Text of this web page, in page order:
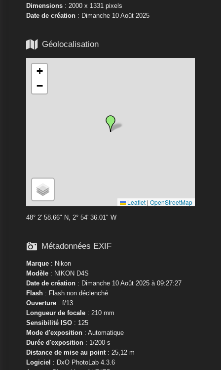
Dimensions: 2000 x 1331 pixels
Date de création: Dimanche 10 Août 2025
 Géolocalisation
+
−
Leaflet | OpenStreetMap
48° 2' 58.66" N, 2° 54' 36.01" W
 Métadonnées EXIF
Marque: Nikon
Modèle: NIKON D4S
Date de création: Dimanche 10 Août 2025 à 09:27:27
Flash: Flash non déclenché
Ouverture: f/13
Longueur de focale: 210 mm
Sensibilité ISO: 125
Mode d'exposition: Automatique
Durée d'exposition: 1/200 s
Distance de mise au point: 25,12 m
Logiciel : DxO PhotoLab 4.3.6